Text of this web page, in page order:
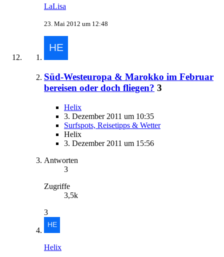
LaLisa
23. Mai 2012 um 12:48
Süd-Westeuropa & Marokko im Februar
bereisen oder doch fliegen? 3
Helix
3. Dezember 2011 um 10:35
Surfspots, Reisetipps & Wetter
Helix
3. Dezember 2011 um 15:56
Antworten
3
Zugriffe
3,5k
3
Helix